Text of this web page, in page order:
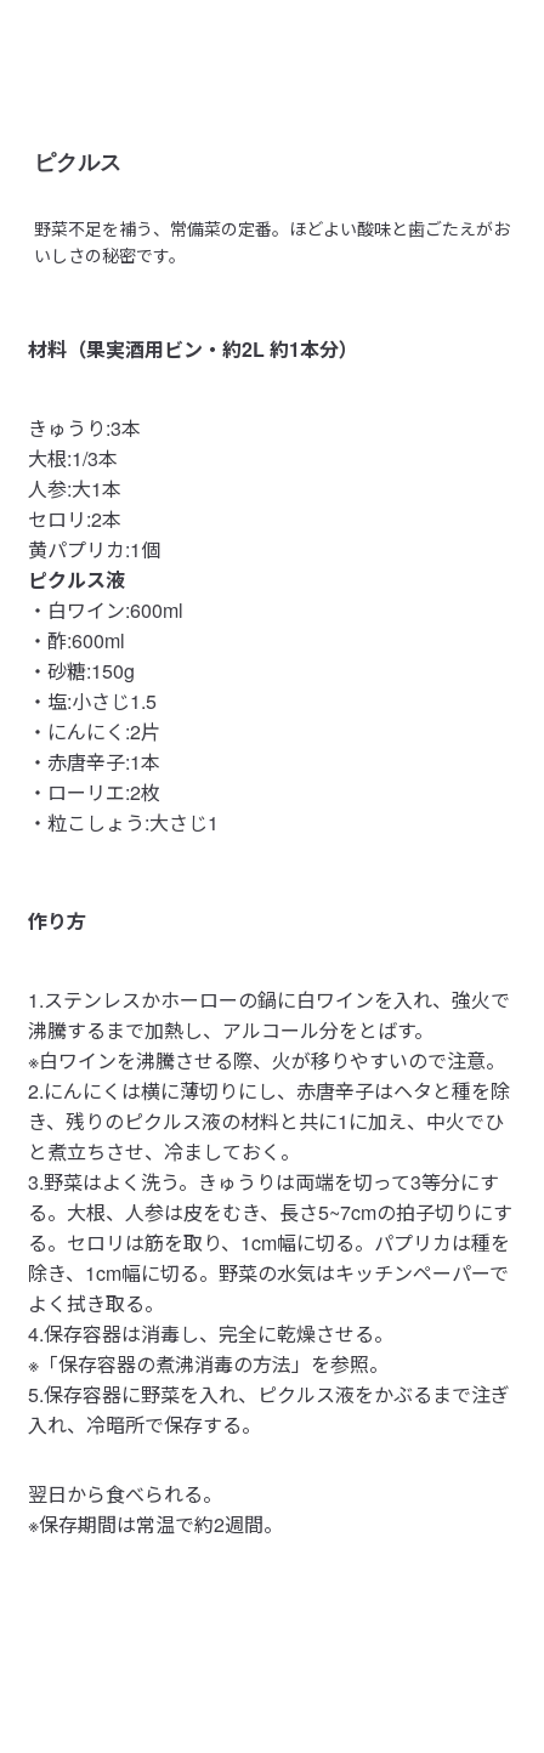
ピクルス
野菜不足を補う、常備菜の定番。ほどよい酸味と歯ごたえがお
いしさの秘密です。
材料（果実酒用ビン・約2L 約1本分）
きゅうり:3本
大根:1/3本
人参:大1本
セロリ:2本
黄パプリカ:1個
ピクルス液
・白ワイン:600ml
・酢:600ml
・砂糖:150g
・塩:小さじ1.5
・にんにく:2片
・赤唐辛子:1本
・ローリエ:2枚
・粒こしょう:大さじ1
作り方
1.ステンレスかホーローの鍋に白ワインを入れ、強火で
沸騰するまで加熱し、アルコール分をとばす。
※白ワインを沸騰させる際、火が移りやすいので注意。
2.にんにくは横に薄切りにし、赤唐辛子はヘタと種を除
き、残りのピクルス液の材料と共に1に加え、中火でひ
と煮立ちさせ、冷ましておく。
3.野菜はよく洗う。きゅうりは両端を切って3等分にす
る。大根、人参は皮をむき、長さ5~7cmの拍子切りにす
る。セロリは筋を取り、1cm幅に切る。パプリカは種を
除き、1cm幅に切る。野菜の水気はキッチンペーパーで
よく拭き取る。
4.保存容器は消毒し、完全に乾燥させる。
※「保存容器の煮沸消毒の方法」を参照。
5.保存容器に野菜を入れ、ピクルス液をかぶるまで注ぎ
入れ、冷暗所で保存する。
翌日から食べられる。
※保存期間は常温で約2週間。